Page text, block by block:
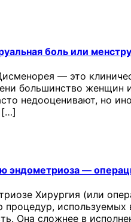
боль или
— это
большинство женщин
недооценивают, но
[…]
эндометриоза —
Хирургия (или
процедур,
Она сложнее в